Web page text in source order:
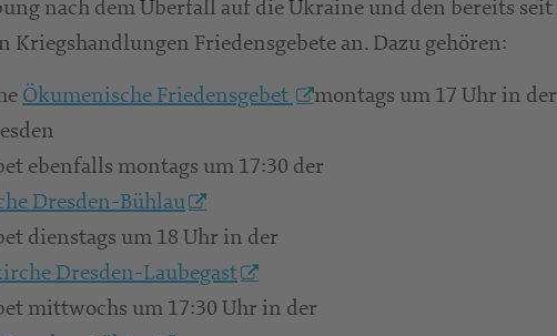
nach dem Überfall auf die Ukraine und den bereits seit
Kriegshandlungen Friedensgebete an. Dazu gehören:
Ökumenische Friedensgebet
montags um 17 Uhr in der
ebenfalls montags um 17:30 der
Dresden-Bühlau
dienstags um 18 Uhr in der
Dresden-Laubegast
mittwochs um 17:30 Uhr in der